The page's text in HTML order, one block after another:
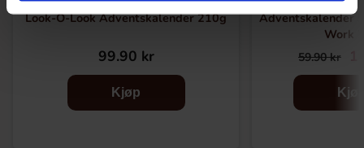
Look-O-Look Adventskalender 210g
99.90 kr
Kjøp
Adventskalender
Work
59.90 kr